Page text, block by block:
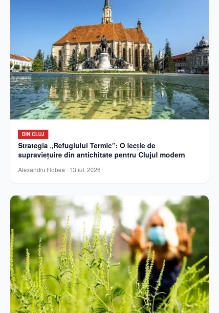
DIN CLUJ
Strategia „Refugiului Termic”: O lecție de
supraviețuire din antichitate pentru Clujul modern
Alexandru Robea · 13 iul. 2026